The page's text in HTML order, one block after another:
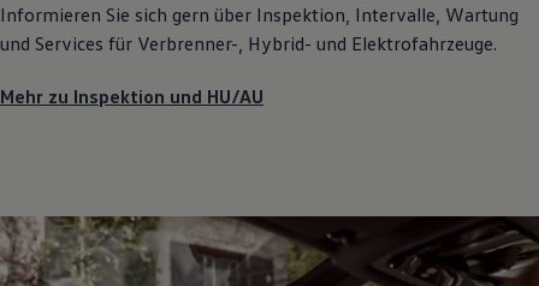
Informieren Sie sich gern über Inspektion, Intervalle, Wartung
und Services für Verbrenner-, Hybrid- und Elektrofahrzeuge.
Mehr zu Inspektion und HU/AU